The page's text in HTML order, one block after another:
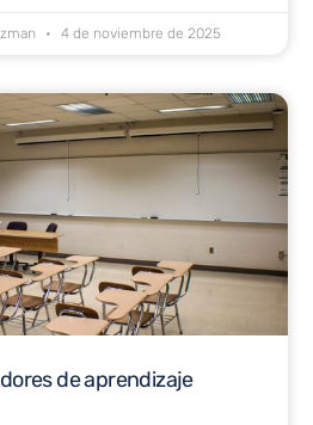
4 de noviembre de 2025
de aprendizaje